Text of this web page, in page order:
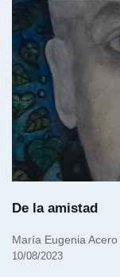
De la amistad
María Eugenia
10/08/2023